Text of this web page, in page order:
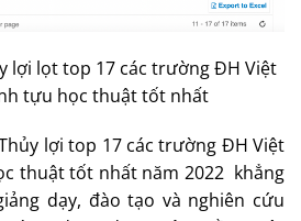
lợi lọt top 17 các trường ĐH Việt
tựu học thuật tốt nhất
lợi top 17 các trường ĐH Việt
thuật tốt nhất năm 2022 khẳng
dạy, đào tạo và nghiên cứu